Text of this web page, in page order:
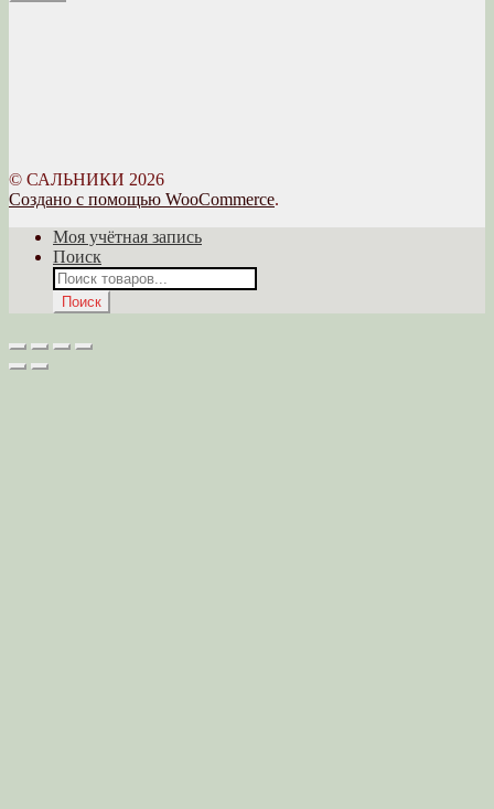
© САЛЬНИКИ 2026
Создано с помощью WooCommerce.
Моя учётная запись
Поиск
Поиск
товаров
Поиск